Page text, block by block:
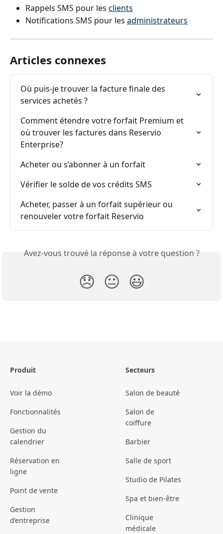
Rappels SMS pour les clients
Notifications SMS pour les administrateurs
Articles connexes
Où puis-je trouver la facture finale des
services achetés ?
Comment étendre votre forfait Premium et
où trouver les factures dans Reservio
Enterprise?
Acheter ou s’abonner à un forfait
Vérifier le solde de vos crédits SMS
Acheter, passer à un forfait supérieur ou
renouveler votre forfait Reservio
Avez-vous trouvé la réponse à votre question ?
😞 😐 😃
Produit
Voir la démo
Fonctionnalités
Gestion du
calendrier
Réservation en
ligne
Point de vente
Gestion
d’entreprise
Secteurs
Salon de beauté
Salon de
coiffure
Barbier
Salle de sport
Studio de Pilates
Spa et bien-être
Clinique
médicale